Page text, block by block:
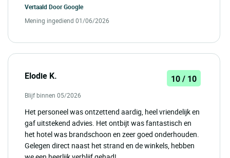
Vertaald DoorGoogle
Mening ingediend 01/06/2026
Elodie K. 10 / 10
Blijf binnen 05/2026
Het personeel was ontzettend aardig, heel vriendelijk en
gaf uitstekend advies. Het ontbijt was fantastisch en
het hotel was brandschoon en zeer goed onderhouden.
Gelegen direct naast het strand en de winkels, hebben